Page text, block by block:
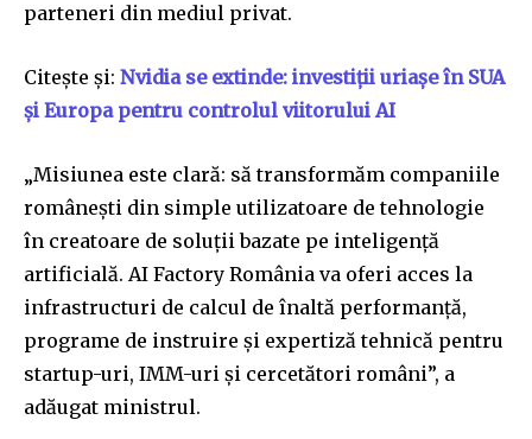
parteneri din mediul privat.
Citește și: Nvidia se extinde: investiții uriașe în SUA
și Europa pentru controlul viitorului AI
„Misiunea este clară: să transformăm companiile
româneşti din simple utilizatoare de tehnologie
în creatoare de soluţii bazate pe inteligenţă
artificială. AI Factory România va oferi acces la
infrastructuri de calcul de înaltă performanţă,
programe de instruire şi expertiză tehnică pentru
startup-uri, IMM-uri şi cercetători români”, a
adăugat ministrul.